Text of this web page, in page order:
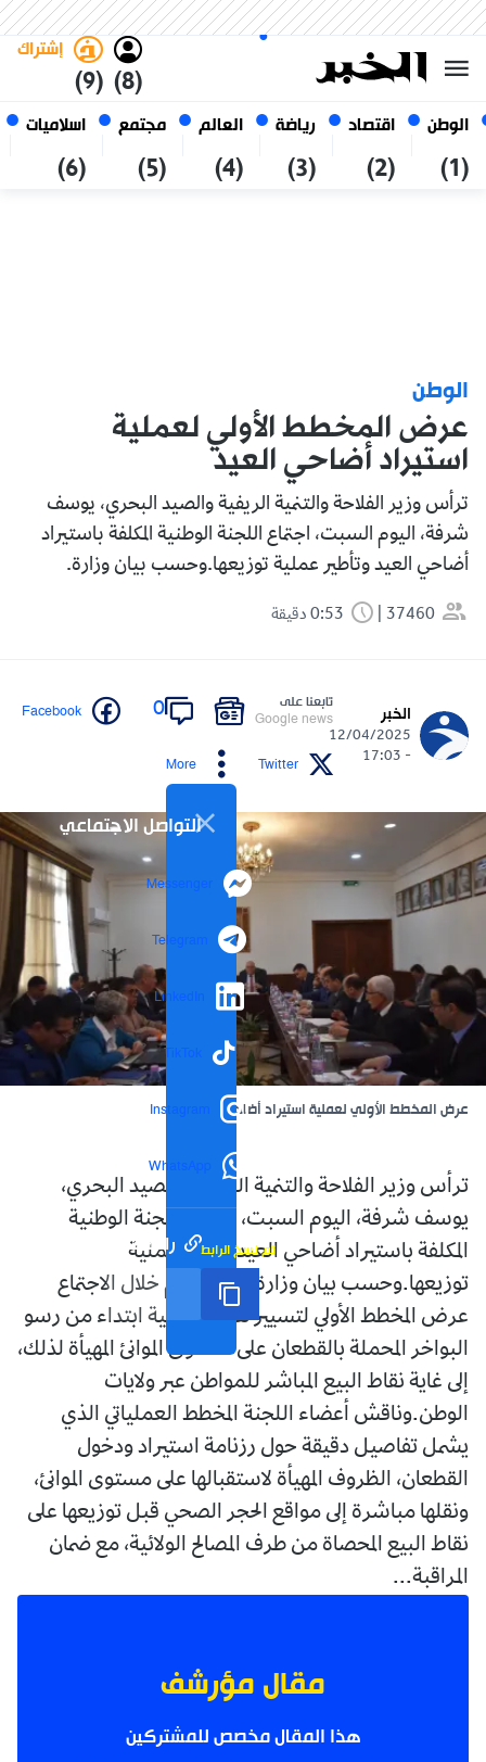
الوطن
(1)
اقتصاد
(2)
رياضة
(3)
العالم
(4)
مجتمع
(5)
اسلاميات
(6)
(8)
إشتراك
(9)
06 أغسطس 2026
الجزائر
الوطن
عرض المخطط الأولي لعملية
استيراد أضاحي العيد
ترأس وزير الفلاحة والتنمية الريفية والصيد البحري، يوسف
شرفة، اليوم السبت، اجتماع اللجنة الوطنية المكلفة باستيراد
أضاحي العيد وتأطير عملية توزيعها.وحسب بيان وزارة.
37460
الخبر
12/04/2025
- 17:03
تابعنا على
Google news
0
Facebook
Twitter
More
التواصل الاجتماعي
Messenger
Telegram
LinkedIn
TikTok
Instagram
WhatsApp
رابط مختصر تم نسخ الرابط
عرض المخطط الأولي لعملية استيراد أضاحي العيد
ترأس وزير الفلاحة والتنمية الريفية والصيد البحري،
يوسف شرفة، اليوم السبت، اجتماع اللجنة الوطنية
المكلفة باستيراد أضاحي العيد وتأطير عملية
توزيعها.وحسب بيان وزارة الفلاحة، تم خلال الاجتماع
عرض المخطط الأولي لتسيير هذه العملية ابتداء من رسو
البواخر المحملة بالقطعان على مستوى الموانئ المهيأة لذلك،
إلى غاية نقاط البيع المباشر للمواطن عبر ولايات
الوطن.وناقش أعضاء اللجنة المخطط العملياتي الذي
يشمل تفاصيل دقيقة حول رزنامة استيراد ودخول
القطعان، الظروف المهيأة لاستقبالها على مستوى الموانئ،
ونقلها مباشرة إلى مواقع الحجر الصحي قبل توزيعها على
نقاط البيع المحصاة من طرف المصالح الولائية، مع ضمان
المراقبة...
مقال مؤرشف
هذا المقال مخصص للمشتركين